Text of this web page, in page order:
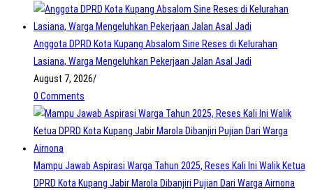
Anggota DPRD Kota Kupang Absalom Sine Reses di Kelurahan
Lasiana, Warga Mengeluhkan Pekerjaan Jalan Asal Jadi
August 7, 2026/
0 Comments
Mampu Jawab Aspirasi Warga Tahun 2025, Reses Kali Ini Walik Ketua
DPRD Kota Kupang Jabir Marola Dibanjiri Pujian Dari Warga Airnona